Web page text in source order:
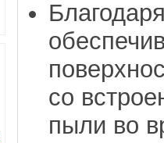
со
пыли во